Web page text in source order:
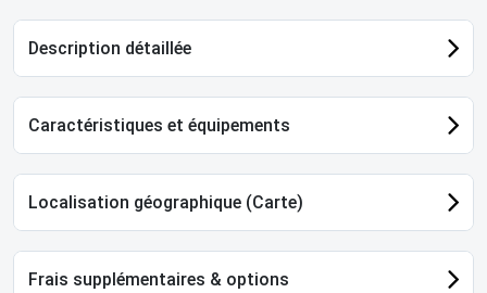
Description détaillée
Caractéristiques et équipements
Localisation géographique (Carte)
Frais supplémentaires & options